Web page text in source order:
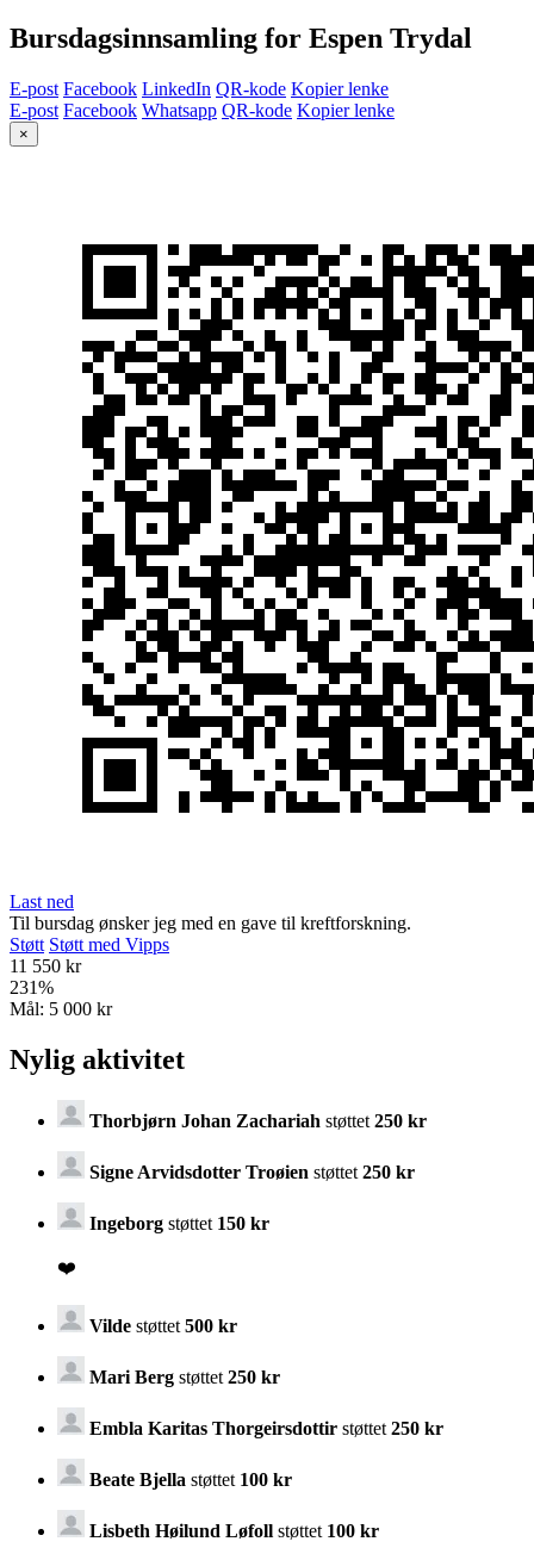
Bursdagsinnsamling for Espen Trydal
E-post Facebook LinkedIn QR-kode Kopier lenke
E-post Facebook Whatsapp QR-kode Kopier lenke
×
Last ned
Til bursdag ønsker jeg med en gave til kreftforskning.
Støtt Støtt med Vipps
11 550 kr
231%
Mål: 5 000 kr
Nylig aktivitet
Thorbjørn Johan Zachariah støttet 250 kr
Signe Arvidsdotter Troøien støttet 250 kr
Ingeborg støttet 150 kr
❤️
Vilde støttet 500 kr
Mari Berg støttet 250 kr
Embla Karitas Thorgeirsdottir støttet 250 kr
Beate Bjella støttet 100 kr
Lisbeth Høilund Løfoll støttet 100 kr